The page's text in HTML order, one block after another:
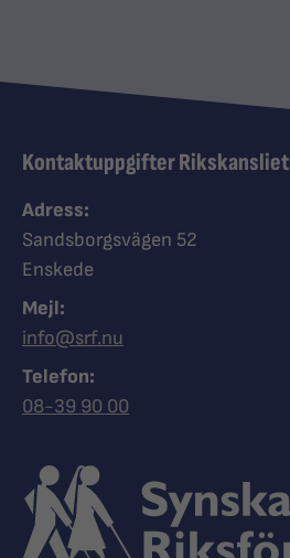
Kontaktuppgifter Rikskansliet
Adress:
Sandsborgsvägen 52
Enskede
Mejl:
info@srf.nu
Telefon:
Ring Synskadades riksförbund
08-39 90 00